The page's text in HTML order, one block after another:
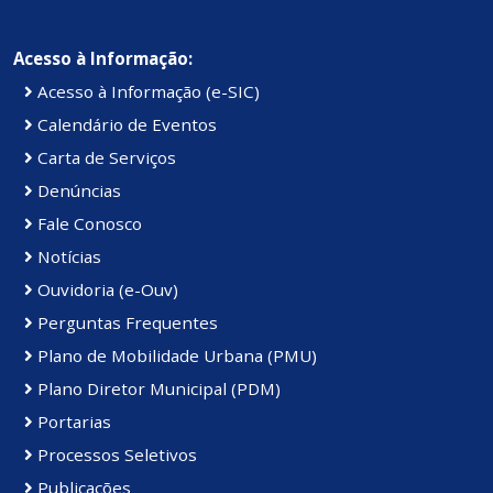
Acesso à Informação:
Acesso à Informação (e-SIC)
Calendário de Eventos
Carta de Serviços
Denúncias
Fale Conosco
Notícias
Ouvidoria (e-Ouv)
Perguntas Frequentes
Plano de Mobilidade Urbana (PMU)
Plano Diretor Municipal (PDM)
Portarias
Processos Seletivos
Publicações